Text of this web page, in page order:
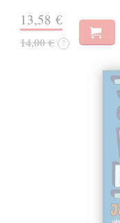
13,58 €
14,00 € ?